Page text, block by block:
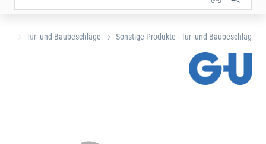
Tür- und Baubeschläge Sonstige Produkte - Tür- und Baubeschlag